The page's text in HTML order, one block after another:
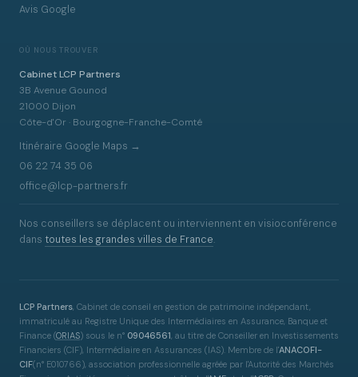
Avis Google
OÙ NOUS TROUVER
Cabinet LCP Partners
3B Avenue Gounod
21000 Dijon
Côte-d'Or · Bourgogne-Franche-Comté
Itinéraire Google Maps →
06 22 74 35 06
office@lcp-partners.fr
Nos conseillers se déplacent ou interviennent en visioconférence
dans toutes les grandes villes de France.
LCP Partners , Cabinet de conseil en gestion de patrimoine indépendant,
immatriculé au Registre Unique des Intermédiaires en Assurance, Banque et
Finance (ORIAS) sous le n° 09046561 , au titre de Conseiller en Investissements
Financiers (CIF), Intermédiaire en Assurances (IAS). Membre de l'ANACOFI-
CIF(n° E010766), association professionnelle agréée par l'Autorité des Marchés